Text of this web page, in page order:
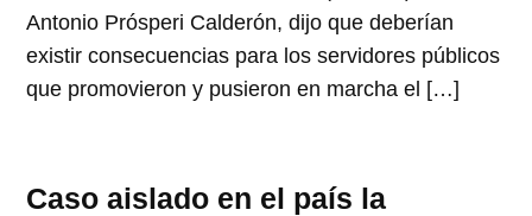
Antonio Prósperi Calderón, dijo que deberían
existir consecuencias para los servidores públicos
que promovieron y pusieron en marcha el […]
Caso aislado en el país la